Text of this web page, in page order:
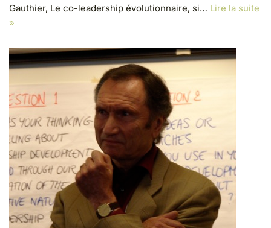
Gauthier, Le co-leadership évolutionnaire, si… Lire la suite
»